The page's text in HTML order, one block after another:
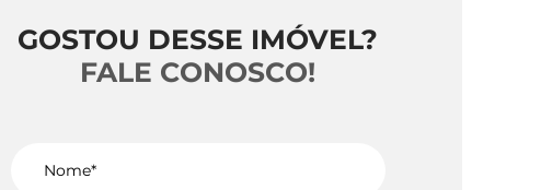
GOSTOU DESSE IMÓVEL?
FALE CONOSCO!